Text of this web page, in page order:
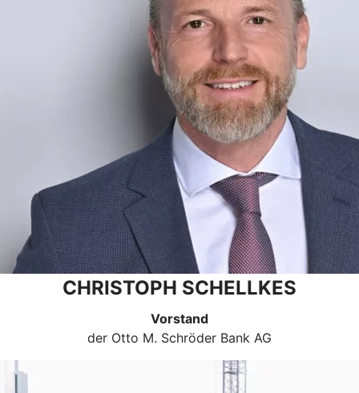
CHRISTOPH SCHELLKES
Vorstand
der Otto M. Schröder Bank AG